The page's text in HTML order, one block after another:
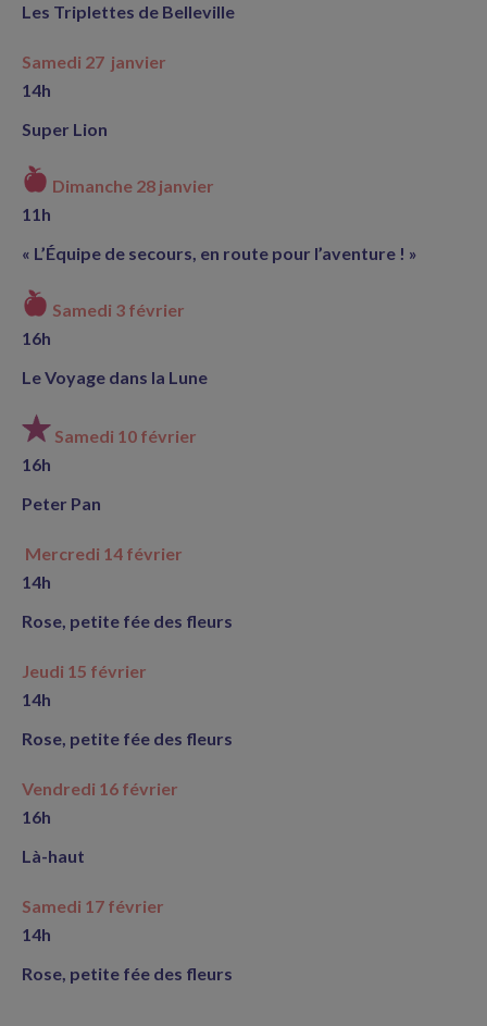
Les Triplettes de Belleville
Samedi 27 janvier
14h
Super Lion
Dimanche 28 janvier
11h
« L’Équipe de secours, en route pour l’aventure ! »
Samedi 3 février
16h
Le Voyage dans la Lune
Samedi 10 février
16h
Peter Pan
Mercredi 14 février
14h
Rose, petite fée des fleurs
Jeudi 15 février
14h
Rose, petite fée des fleurs
Vendredi 16 février
16h
Là-haut
Samedi 17 février
14h
Rose, petite fée des fleurs